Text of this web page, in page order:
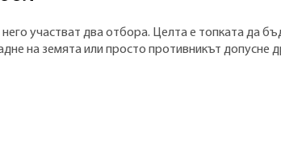
участват два отбора. Целта е топката да
на земята или просто противникът допусне